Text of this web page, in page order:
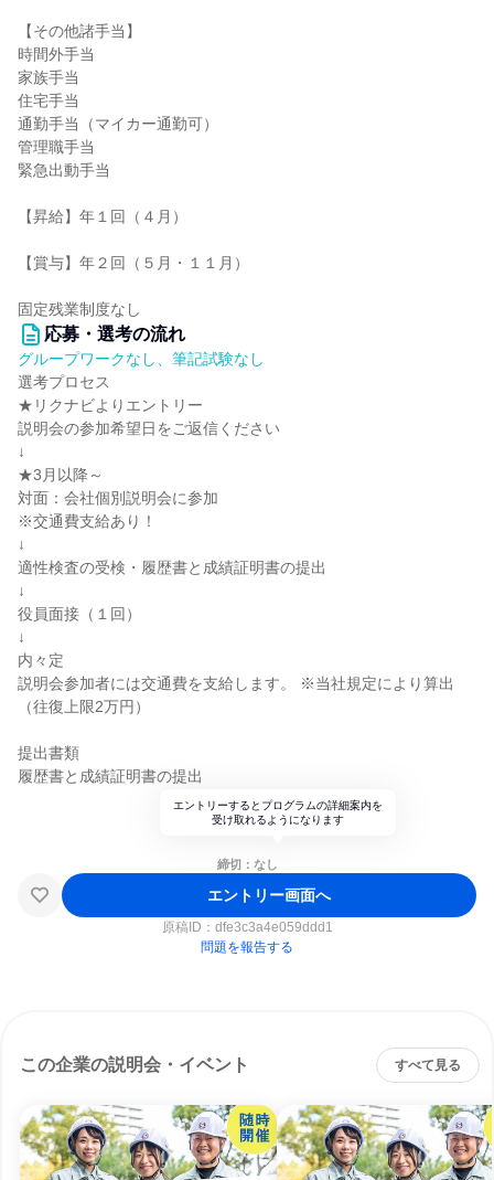
【その他諸手当】
時間外手当
家族手当
住宅手当
通勤手当（マイカー通勤可）
管理職手当
緊急出動手当
【昇給】年１回（４月）
【賞与】年２回（５月・１１月）
固定残業制度なし
応募・選考の流れ
グループワークなし、筆記試験なし
選考プロセス
★リクナビよりエントリー
説明会の参加希望日をご返信ください
↓
★3月以降～
対面：会社個別説明会に参加
※交通費支給あり！
↓
適性検査の受検・履歴書と成績証明書の提出
↓
役員面接（１回）
↓
内々定
説明会参加者には交通費を支給します。 ※当社規定により算出
（往復上限2万円）
提出書類
履歴書と成績証明書の提出
エントリーするとプログラムの詳細案内を
受け取れるようになります
締切：なし
エントリー画面へ
原稿ID： dfe3c3a4e059ddd1
問題を報告する
この企業の説明会・イベント すべて見る